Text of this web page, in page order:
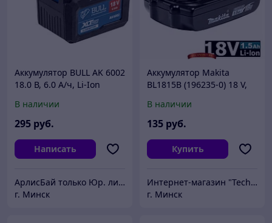
Аккумулятор BULL AK 6002
18.0 В, 6.0 А/ч, Li-Ion
В наличии
295 руб.
Написать
АрлисБай только Юр. лица и ИП
г. Минск
Аккумулятор Makita
BL1815B (196235-0) 18 V,
В наличии
135 руб.
Купить
Интернет-магазин "Technobit"
г. Минск